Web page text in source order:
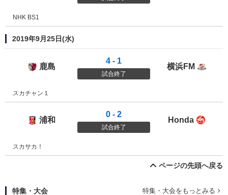
NHK BS1
2019年9月25日(水)
鹿島アントラーズ
鹿島
4 - 1
試合終了
横浜FM 横浜
スカチャン１
浦和レッズ
浦和
0 - 2
試合終了
Honda
スカサカ！
ページの先頭へ戻る
特集・大会 特集・大会をもっとみる